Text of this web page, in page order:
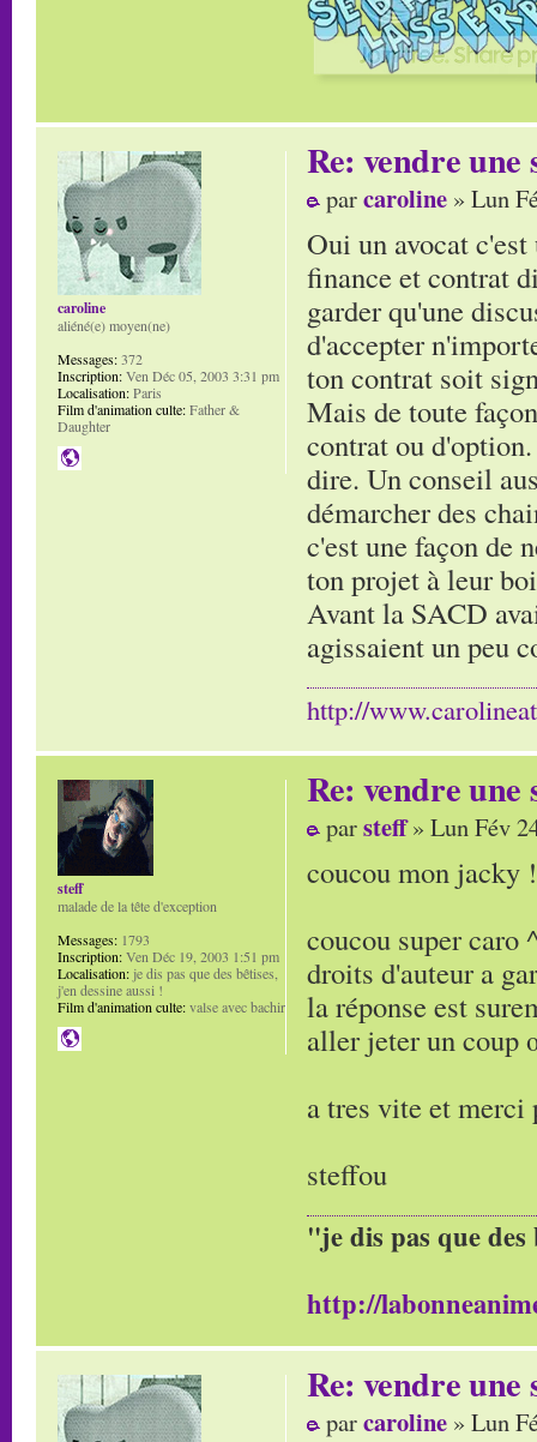
Re: vendre une
parcaroline » Lun
Oui un avocat
finance et contrat
garder qu'une
d'accepter
ton contrat soit
Mais de toute
contrat ou
dire. Un conseil
démarcher des
c'est une façon de
ton projet à leur
Avant la SACD
agissaient un peu
http://
caroline
aliéné(e) moyen(ne)
Messages:372
Inscription:Ven Déc 05, 2003 3:31 pm
Localisation:Paris
Film d'animation culte:Father &
Daughter
Re: vendre une
parsteff» Lun Fév
coucou mon jacky
coucou super caro
droits d'auteur a
la réponse est
aller jeter un coup
a tres vite et merci
steffou
"je dis pas que
http://
steff
malade de la tête d'exception
Messages: 1793
Inscription:Ven Déc 19, 2003 1:51 pm
Localisation: je dis pas que des bêtises,
j'en dessine aussi !
Film d'animation culte:valse avec bachir
Re: vendre une
parcaroline » Lun